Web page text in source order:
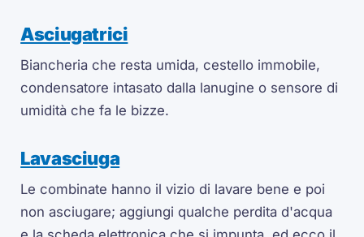
Asciugatrici
Biancheria che resta umida, cestello immobile,
condensatore intasato dalla lanugine o sensore di
umidità che fa le bizze.
Lavasciuga
Le combinate hanno il vizio di lavare bene e poi
non asciugare; aggiungi qualche perdita d'acqua